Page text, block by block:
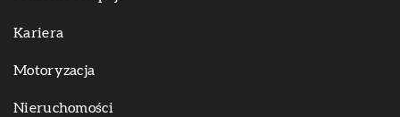
Kariera
Motoryzacja
Nieruchomości